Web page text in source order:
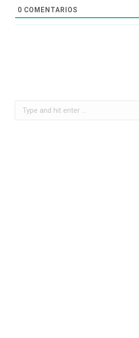
0 COMENTARIOS
Search: